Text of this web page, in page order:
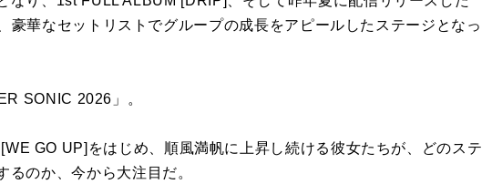
豪華なセットリストでグループの成長をアピールしたステージとなっ
SONIC 2026」。
GO UP]をはじめ、順風満帆に上昇し続ける彼女たちが、どのステ
のか、今から大注目だ。